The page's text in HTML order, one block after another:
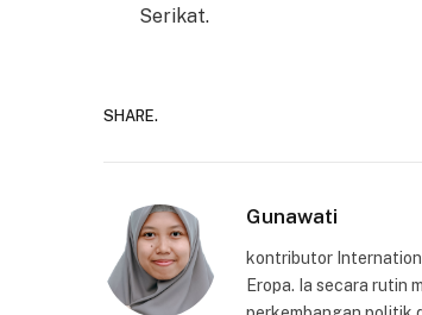
Serikat.
SHARE.
Gunawati
kontributor
Eropa. Ia secara rutin